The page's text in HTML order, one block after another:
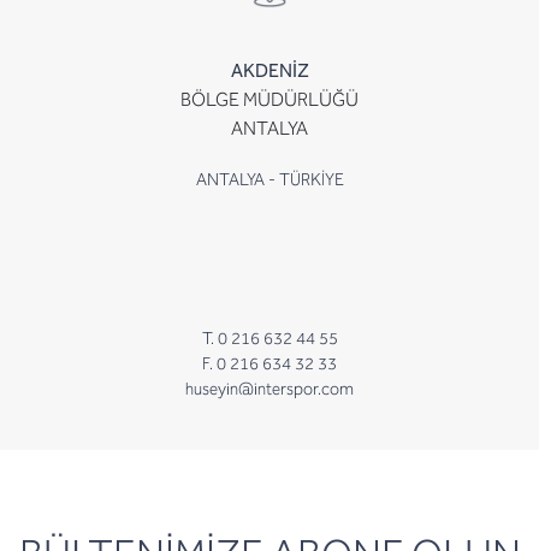
AKDENİZ
BÖLGE MÜDÜRLÜĞÜ
ANTALYA
ANTALYA - TÜRKİYE
T. 0 216 632 44 55
F. 0 216 634 32 33
huseyin@interspor.com
newsletter